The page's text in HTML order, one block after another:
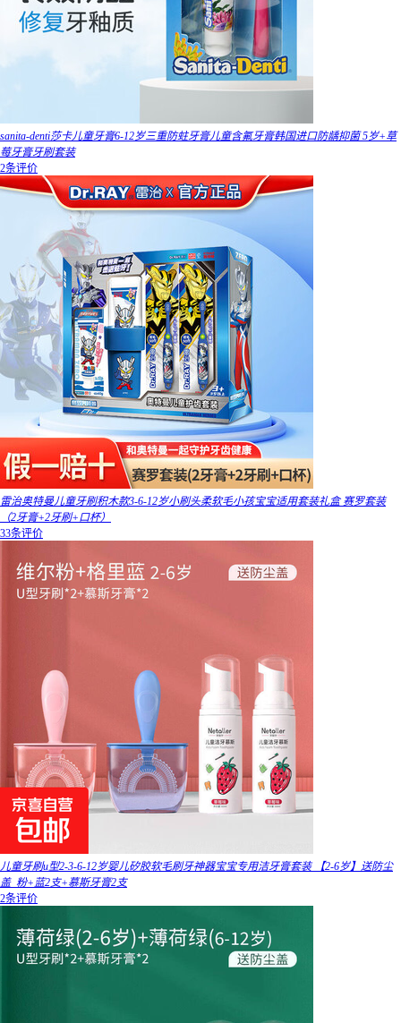
sanita-denti莎卡儿童牙膏6-12岁三重防蛀牙膏儿童含氟牙膏韩国进口防龋抑菌 5岁+草
莓牙膏牙刷套装
2条评价
雷治奥特曼儿童牙刷积木款3-6-12岁小刷头柔软毛小孩宝宝适用套装礼盒 赛罗套装
（2牙膏+2牙刷+口杯）
33条评价
儿童牙刷u型2-3-6-12岁婴儿矽胶软毛刷牙神器宝宝专用洁牙膏套装 【2-6岁】送防尘
盖_粉+蓝2支+慕斯牙膏2支
2条评价